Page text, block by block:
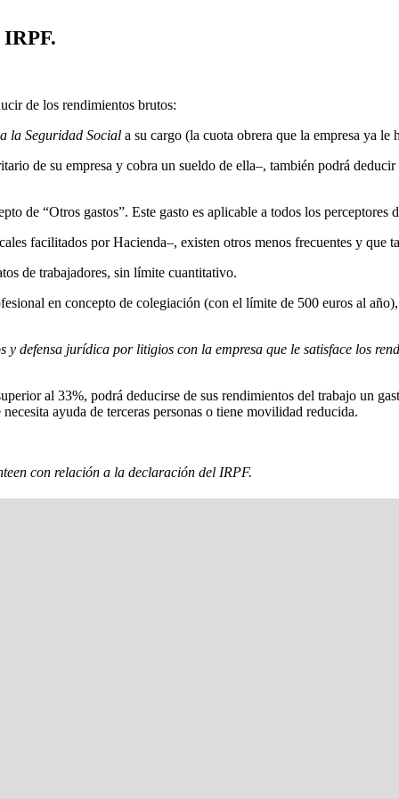
IRPF.
de los rendimientos brutos:
la Seguridad Social a su cargo (la cuota obrera que la empresa ya
de su empresa y cobra un sueldo de ella–, también podrá
de “Otros gastos”. Este gasto es aplicable a todos los
facilitados por Hacienda–, existen otros menos frecuentes y que
de trabajadores, sin límite cuantitativo.
en concepto de colegiación (con el límite de 500 euros al
y defensa jurídica por litigios con la empresa que le satisface los
al 33%, podrá deducirse de sus rendimientos del trabajo un
ayuda de terceras personas o tiene movilidad reducida.
con relación a la declaración del IRPF.